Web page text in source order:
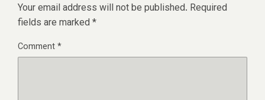
Your email address will not be published. Required
fields are marked *
Comment*